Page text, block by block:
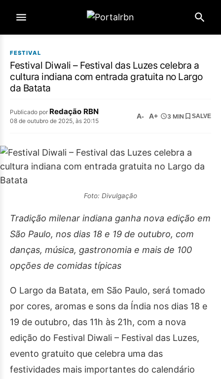
FESTIVAL
Festival Diwali – Festival das Luzes celebra a
cultura indiana com entrada gratuita no Largo
da Batata
Publicado por Redação RBN
08 de outubro de 2025, às 20:15
A- A+ 3 MIN SALVE
Foto: Divulgação
Tradição milenar indiana ganha nova edição em
São Paulo, nos dias 18 e 19 de outubro, com
danças, música, gastronomia e mais de 100
opções de comidas típicas
O Largo da Batata, em São Paulo, será tomado
por cores, aromas e sons da Índia nos dias 18 e
19 de outubro, das 11h às 21h, com a nova
edição do Festival Diwali – Festival das Luzes,
evento gratuito que celebra uma das
festividades mais importantes do calendário